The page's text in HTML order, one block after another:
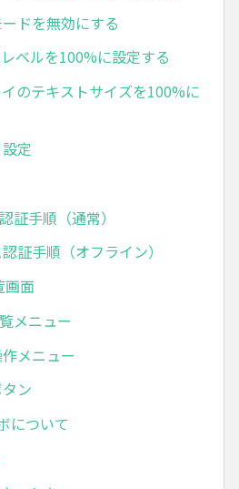
ドを無効にする
ベルを100%に設定する
のテキストサイズを100%に
定
証手順（通常）
証手順（オフライン）
画面
メニュー
メニュー
ン
について